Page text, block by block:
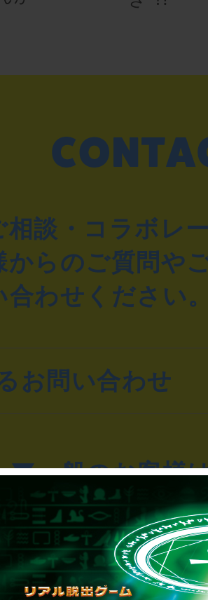
相談・コラボレ
からのご質問や
合わせください
お問い合わせ
▼一般のお客様
容、チケット
▼企業／法人の方